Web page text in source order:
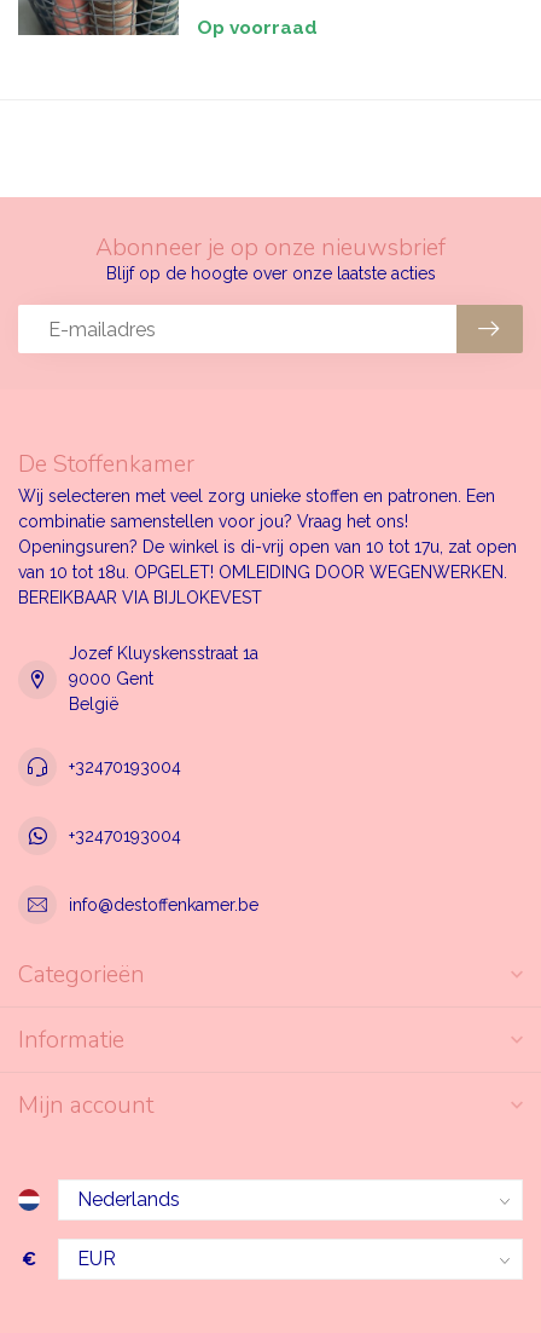
Op voorraad
Abonneer je op onze nieuwsbrief
Blijf op de hoogte over onze laatste acties
De Stoffenkamer
Wij selecteren met veel zorg unieke stoffen en patronen. Een
combinatie samenstellen voor jou? Vraag het ons!
Openingsuren? De winkel is di-vrij open van 10 tot 17u, zat open
van 10 tot 18u. OPGELET! OMLEIDING DOOR WEGENWERKEN.
BEREIKBAAR VIA BIJLOKEVEST
Jozef Kluyskensstraat 1a
9000 Gent
België
+32470193004
+32470193004
info@destoffenkamer.be
Categorieën
Informatie
Mijn account
€